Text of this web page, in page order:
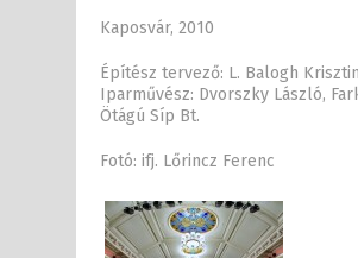
Kaposvár, 2010
Építész tervező: L. Balogh
Iparművész: Dvorszky László,
Ötágú Síp Bt.
Fotó: ifj. Lőrincz Ferenc